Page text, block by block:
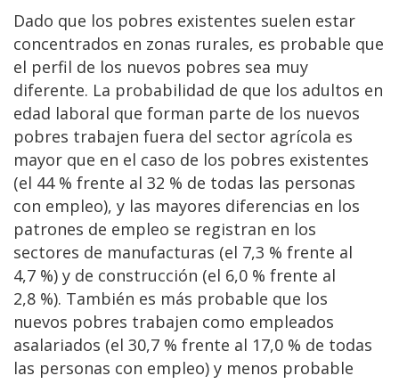
Dado que los pobres existentes suelen estar
concentrados en zonas rurales, es probable que
el perfil de los nuevos pobres sea muy
diferente. La probabilidad de que los adultos en
edad laboral que forman parte de los nuevos
pobres trabajen fuera del sector agrícola es
mayor que en el caso de los pobres existentes
(el 44 % frente al 32 % de todas las personas
con empleo), y las mayores diferencias en los
patrones de empleo se registran en los
sectores de manufacturas (el 7,3 % frente al
4,7 %) y de construcción (el 6,0 % frente al
2,8 %). También es más probable que los
nuevos pobres trabajen como empleados
asalariados (el 30,7 % frente al 17,0 % de todas
las personas con empleo) y menos probable